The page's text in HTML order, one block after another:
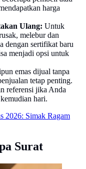
harga
Ulang: Untuk
melebur dan
dengan sertifikat baru
menjadi opsi untuk
emas dijual tanpa
tetap penting.
referensi jika Anda
hari.
2026: Simak Ragam
Surat